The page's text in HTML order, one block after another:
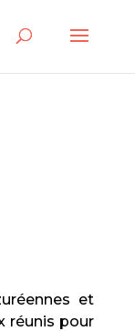
et
réunis pour